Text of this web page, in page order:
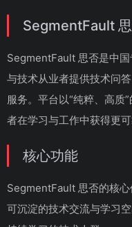
SegmentFault
SegmentFault 思否是中
与技术从业者提供技术问
服务。平台以“纯粹、高质
者在学习与工作中获得更
核心功能
SegmentFault 思否的核心
可沉淀的技术交流与学习